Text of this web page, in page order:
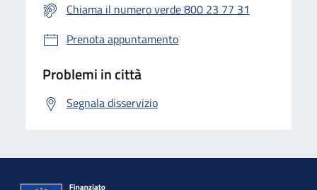
Chiama il numero verde 800 23 77 31
Prenota appuntamento
Problemi in città
Segnala disservizio